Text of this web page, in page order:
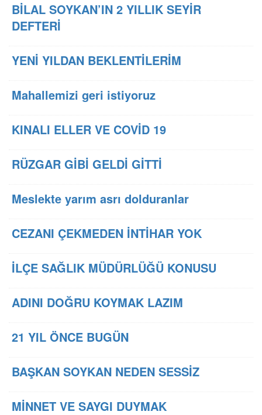
BİLAL SOYKAN’IN 2 YILLIK SEYİR
DEFTERİ
YENİ YILDAN BEKLENTİLERİM
Mahallemizi geri istiyoruz
KINALI ELLER VE COVİD 19
RÜZGAR GİBİ GELDİ GİTTİ
Meslekte yarım asrı dolduranlar
CEZANI ÇEKMEDEN İNTİHAR YOK
İLÇE SAĞLIK MÜDÜRLÜĞÜ KONUSU
ADINI DOĞRU KOYMAK LAZIM
21 YIL ÖNCE BUGÜN
BAŞKAN SOYKAN NEDEN SESSİZ
MİNNET VE SAYGI DUYMAK